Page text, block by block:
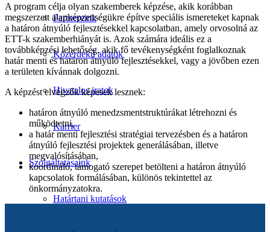
Partnereink
Közérdekű adatok
Hivatalos iratok
Karrier
Szolgáltatásaink
Határtani kutatások
A program célja olyan szakemberek képzése, akik korábban
megszerzett alapképzettségükre építve speciális ismereteket kapnak
a határon átnyúló fejlesztésekkel kapcsolatban, amely orvosolná az
ETT-k szakemberhiányát is. Azok számára ideális ez a
továbbképzési lehetőség, akik fő tevékenységként foglalkoznak
határ menti és határon átnyúló fejlesztésekkel, vagy a jövőben ezen
a területen kívánnak dolgozni.
A képzést elvégzők képesek lesznek:
határon átnyúló menedzsmentstruktúrákat létrehozni és
működtetni,
a határ menti fejlesztési stratégiai tervezésben és a határon
átnyúló fejlesztési projektek generálásában, illetve
megvalósításában,
koordináló, támogató szerepet betölteni a határon átnyúló
kapcsolatok formálásában, különös tekintettel az
önkormányzatokra.